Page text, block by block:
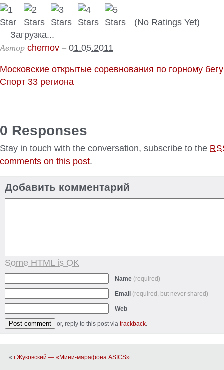
(No Ratings Yet)
Загрузка...
Автор chernov – 01.05.2011
Московские открытые соревнования по горному
Спорт 33 региона
0 Responses
Stay in touch with the conversation, subscribe to the
comments on this post.
Добавить комментарий
Some HTML is OK
Name (required)
Email (required, but never shared)
Web
or, reply to this post via trackback.
« г.Жуковский — «Мини-марафона ASICS»